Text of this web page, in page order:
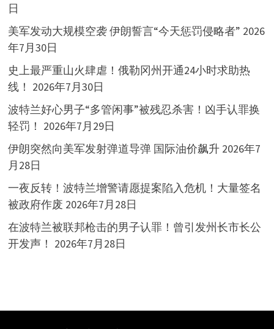
日
美军发动大规模空袭 伊朗誓言“今天惩罚侵略者” 2026
年7月30日
史上最严重山火肆虐！俄勒冈州开通24小时求助热
线！ 2026年7月30日
波特兰好心男子“多管闲事”被残忍杀害！凶手认罪换
轻罚！ 2026年7月29日
伊朗突然向美军发射弹道导弹 国际油价飙升 2026年7
月28日
一夜反转！波特兰增警请愿提案陷入危机！大量签名
被政府作废 2026年7月28日
在波特兰被联邦枪击的男子认罪！曾引发州长市长公
开发声！ 2026年7月28日